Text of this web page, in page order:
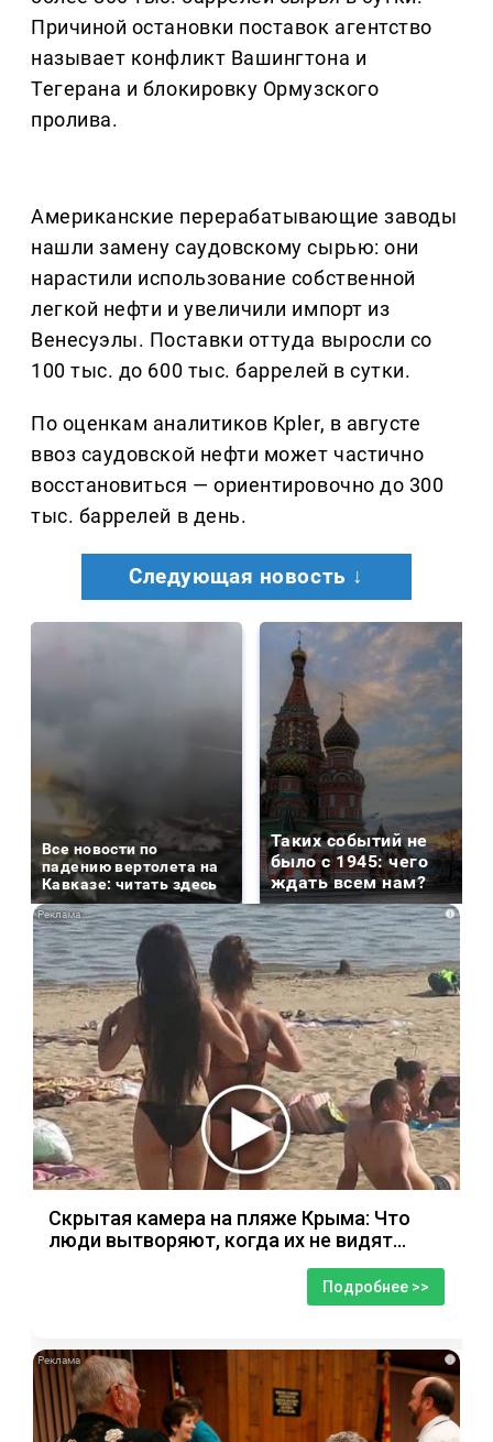
Причиной остановки поставок агентство
называет конфликт Вашингтона и
Тегерана и блокировку Ормузского
пролива.
Американские перерабатывающие заводы
нашли замену саудовскому сырью: они
нарастили использование собственной
легкой нефти и увеличили импорт из
Венесуэлы. Поставки оттуда выросли со
100 тыс. до 600 тыс. баррелей в сутки.
По оценкам аналитиков Kpler, в августе
ввоз саудовской нефти может частично
восстановиться — ориентировочно до 300
тыс. баррелей в день.
Следующая новость ↓
Все новости по
падению вертолета на
Кавказе: читать здесь
Таких событий не
было с 1945: чего
ждать всем нам?
i
Скрытая камера на пляже Крыма: Что
люди вытворяют, когда их не видят...
Подробнее >>
i